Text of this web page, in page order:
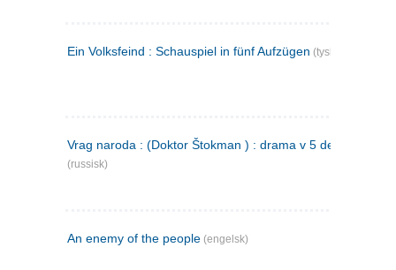
Ein Volksfeind : Schauspiel in fünf Aufzügen (tysk)
Vrag naroda : (Doktor Štokman ) : drama v 5 dejstvijach
(russisk)
An enemy of the people (engelsk)